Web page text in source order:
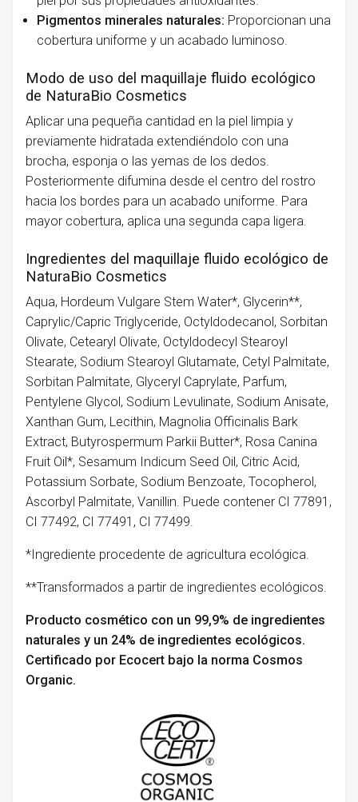
Pigmentos minerales naturales: Proporcionan una
cobertura uniforme y un acabado luminoso.
Modo de uso del maquillaje fluido ecológico
de NaturaBio Cosmetics
Aplicar una pequeña cantidad en la piel limpia y
previamente hidratada extendiéndolo con una
brocha, esponja o las yemas de los dedos.
Posteriormente difumina desde el centro del rostro
hacia los bordes para un acabado uniforme. Para
mayor cobertura, aplica una segunda capa ligera.
Ingredientes del maquillaje fluido ecológico de
NaturaBio Cosmetics
Aqua, Hordeum Vulgare Stem Water*, Glycerin**,
Caprylic/Capric Triglyceride, Octyldodecanol, Sorbitan
Olivate, Cetearyl Olivate, Octyldodecyl Stearoyl
Stearate, Sodium Stearoyl Glutamate, Cetyl Palmitate,
Sorbitan Palmitate, Glyceryl Caprylate, Parfum,
Pentylene Glycol, Sodium Levulinate, Sodium Anisate,
Xanthan Gum, Lecithin, Magnolia Officinalis Bark
Extract, Butyrospermum Parkii Butter*, Rosa Canina
Fruit Oil*, Sesamum Indicum Seed Oil, Citric Acid,
Potassium Sorbate, Sodium Benzoate, Tocopherol,
Ascorbyl Palmitate, Vanillin. Puede contener CI 77891,
CI 77492, CI 77491, CI 77499.
*Ingrediente procedente de agricultura ecológica.
**Transformados a partir de ingredientes ecológicos.
Producto cosmético con un 99,9% de ingredientes
naturales y un 24% de ingredientes ecológicos.
Certificado por Ecocert bajo la norma Cosmos
Organic.